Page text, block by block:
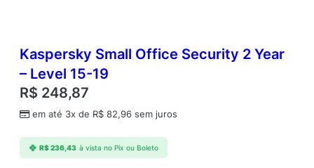
Kaspersky Small Office Security 2 Year
– Level 15-19
R$ 248,87
em até 3x de R$ 82,96 sem juros
R$236,43 à vista no Pix ou Boleto